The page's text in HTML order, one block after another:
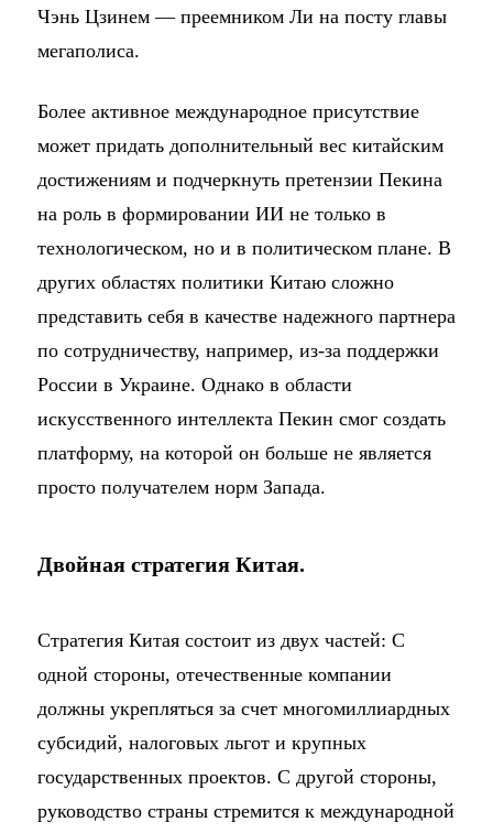
Чэнь Цзинем — преемником Ли на посту главы
мегаполиса.
Более активное международное присутствие
может придать дополнительный вес китайским
достижениям и подчеркнуть претензии Пекина
на роль в формировании ИИ не только в
технологическом, но и в политическом плане. В
других областях политики Китаю сложно
представить себя в качестве надежного партнера
по сотрудничеству, например, из-за поддержки
России в Украине. Однако в области
искусственного интеллекта Пекин смог создать
платформу, на которой он больше не является
просто получателем норм Запада.
Двойная стратегия Китая.
Стратегия Китая состоит из двух частей: С
одной стороны, отечественные компании
должны укрепляться за счет многомиллиардных
субсидий, налоговых льгот и крупных
государственных проектов. С другой стороны,
руководство страны стремится к международной